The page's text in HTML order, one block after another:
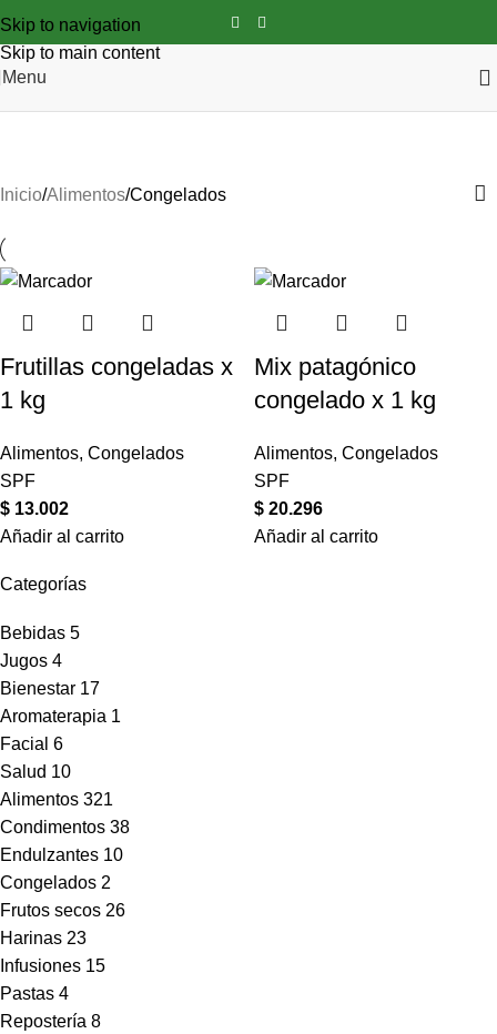
Skip to navigation
Skip to main content
Menu
Categorías
Bebidas 5
Jugos 4
Bienestar 17
Aromaterapia 1
Facial 6
Salud 10
Alimentos 321
Condimentos 38
Endulzantes 10
Congelados 2
Frutos secos 26
Harinas 23
Infusiones 15
Pastas 4
Repostería 8
Inicio Alimentos Congelados
Frutillas congeladas x
1 kg
Alimentos, Congelados
SPF
$ 13.002
Añadir al carrito
Mix patagónico
congelado x 1 kg
Alimentos, Congelados
SPF
$ 20.296
Añadir al carrito